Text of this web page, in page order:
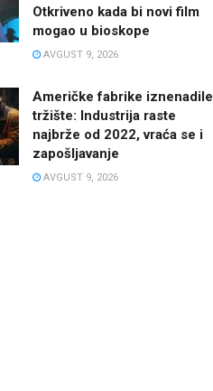
Otkriveno kada bi novi film
mogao u bioskope
AVGUST 9, 2026
Američke fabrike iznenadile
tržište: Industrija raste
najbrže od 2022, vraća se i
zapošljavanje
AVGUST 9, 2026